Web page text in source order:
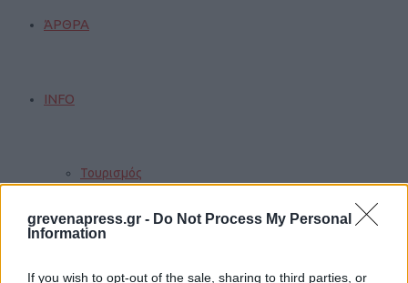
grevenapress.gr - Do Not Process My Personal
Information
If you wish to opt-out of the sale, sharing to third parties, or
ΆΡΘΡΑ
INFO
Τουρισμός